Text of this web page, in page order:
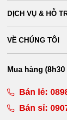
DỊCH VỤ & HỖ
VỀ CHÚNG TÔI
Mua hàng (8h30
Bán lẻ:
Bán sỉ: